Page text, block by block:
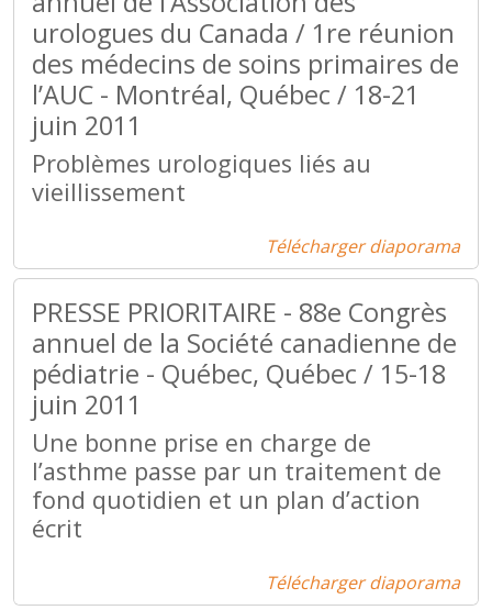
urologues du Canada / 1re réunion
des médecins de soins primaires de
l’AUC - Montréal, Québec / 18-21
juin 2011
Problèmes urologiques liés au
vieillissement
Télécharger diaporama
PRESSE PRIORITAIRE - 88e Congrès
annuel de la Société canadienne de
pédiatrie - Québec, Québec / 15-18
juin 2011
Une bonne prise en charge de
l’asthme passe par un traitement de
fond quotidien et un plan d’action
écrit
Télécharger diaporama